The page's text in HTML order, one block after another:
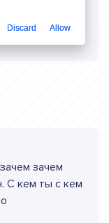
зачем
С кем ты с кем
Discard Allow